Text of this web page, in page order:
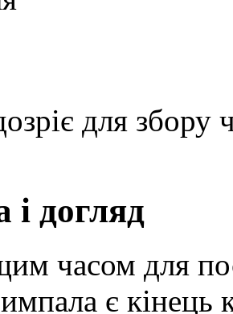
для збору
і догляд
часом для
є